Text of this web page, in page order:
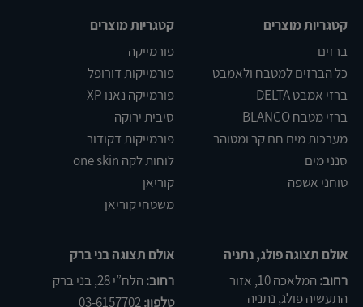
קטגריות מוצרים
ברזים
כל הברזים למטבח ולאמבט
ברזי אמבט DELTA
ברזי מטבח BLANCO
מערכות מים חם קר ומטוהר
סנני מים
טוחני אשפה
קטגריות מוצרים
פורמייקה
פורמייקות דורופל
פורמייקה נאנו XP
סיבית ירוקה
פורמייקות דקודור
לוחות לקה one skin
קוריאן
משטחי קוריאן
אולם תצוגה פולג, נתניה
רחוב:
המלאכה 10, אזור
התעשיה פולג, נתניה
אולם תצוגה בני ברק
רחוב: הלח”י 28, בני ברק
טלפון:03-6157702